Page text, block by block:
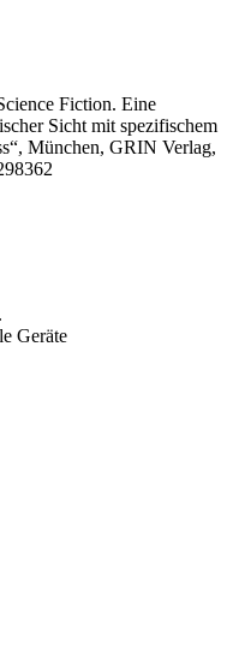
Fiction. Eine
Sicht mit spezifischem
München, GRIN Verlag,
Geräte